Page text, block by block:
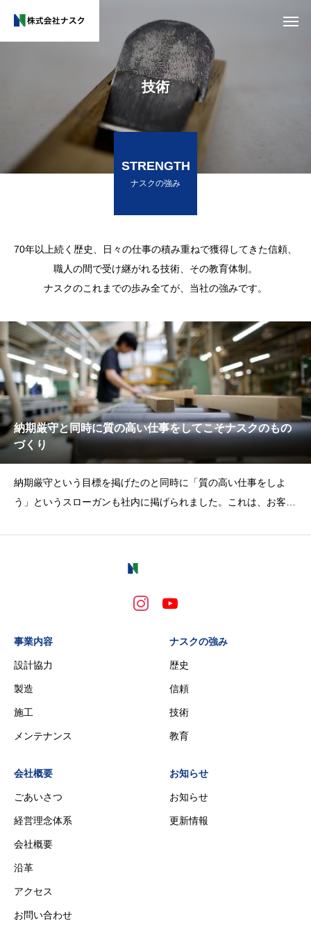
豊かな 未 来
技術
STRENGTH
ナスクの強み
70年以上続く歴史、日々の仕事の積み重ねで獲得してきた信頼、
職人の間で受け継がれる技術、その教育体制。
ナスクのこれまでの歩み全てが、当社の強みです。
納期厳守と同時に質の高い仕事をしてこそナスクのもの
づくり
納期厳守という目標を掲げたのと同時に「質の高い仕事をしよ
う」というスローガンも社内に掲げられました。これは、お客様
事業内容
設計協力
製造
施工
メンテナンス
ナスクの強み
歴史
信頼
技術
教育
会社概要
ごあいさつ
経営理念体系
会社概要
沿革
アクセス
お問い合わせ
お知らせ
お知らせ
更新情報